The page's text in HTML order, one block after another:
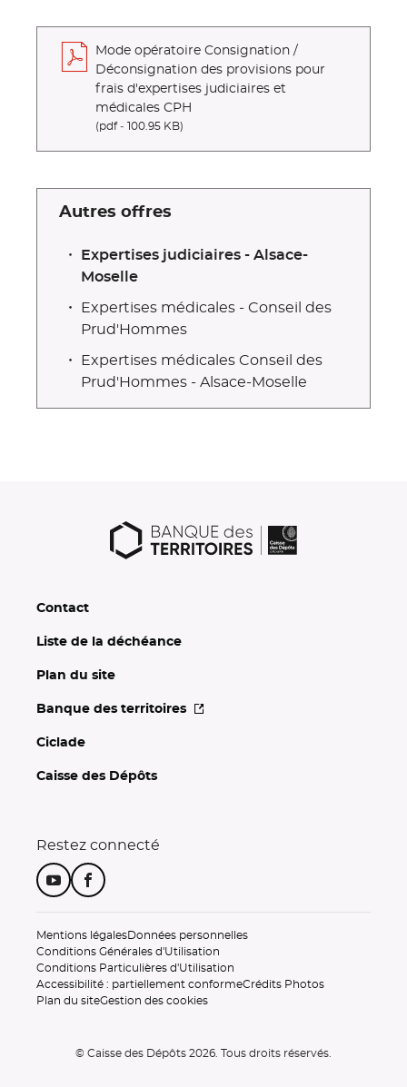
Mode opératoire Consignation /
Déconsignation des provisions pour
frais d'expertises judiciaires et
médicales CPH
(pdf ‐ 100.95 KB)
Autres offres
Expertises judiciaires - Alsace-
Moselle
Expertises médicales - Conseil des
Prud'Hommes
Expertises médicales Conseil des
Prud'Hommes - Alsace-Moselle
Contact
Liste de la déchéance
Plan du site
Banque des territoires
Ciclade
Caisse des Dépôts
Restez connecté
Suivez-nous sur Youtube
Suivez-nous sur Facebook
Mentions légalesDonnées personnelles
Conditions Générales d'Utilisation
Conditions Particulières d'Utilisation
Accessibilité : partiellement conformeCrédits Photos
Plan du siteGestion des cookies
© Caisse des Dépôts 2026. Tous droits réservés.